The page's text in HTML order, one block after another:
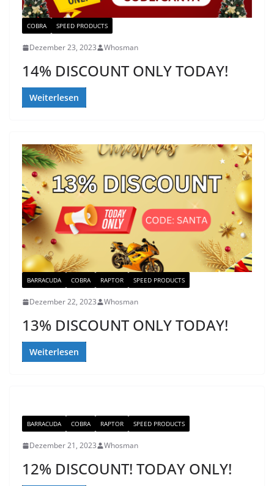
COBRA SPEED PRODUCTS
Dezember 23, 2023 Whosman
14% DISCOUNT ONLY TODAY!
Weiterlesen
BARRACUDA COBRA RAPTOR SPEED PRODUCTS
Dezember 22, 2023 Whosman
13% DISCOUNT ONLY TODAY!
Weiterlesen
BARRACUDA COBRA RAPTOR SPEED PRODUCTS
Dezember 21, 2023 Whosman
12% DISCOUNT! TODAY ONLY!